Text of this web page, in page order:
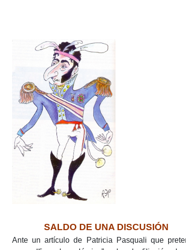
SALDO DE UNA DISCUSIÓN
Ante un artículo de Patricia Pasquali que